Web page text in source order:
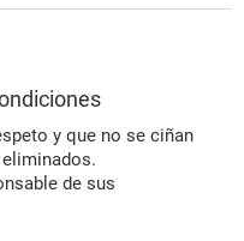
y que no se ciñan
de sus